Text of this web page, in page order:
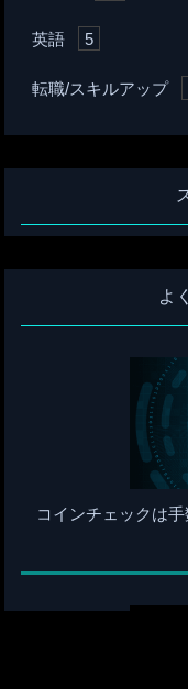
英語 5
転職/スキルアップ
よ
コインチェックは